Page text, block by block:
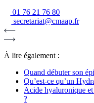
01 76 21 76 80
secretariat@cmaap.fr
À lire également :
Quand débuter son
Qu’est-ce qu’un
Acide hyaluronique
?